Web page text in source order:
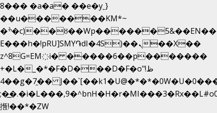
8��� �a�a� ��e�y˿}
��u�������KM*~
�ׯ�c)��ȣ��Wp������5&��EN����*�&&6F��Le��~�P�άv����ui?
E���h�!pRU]SMY֏dI�4S)��ܢ��X��
z^8G=EM҉i� �����6��p�������
+�L�_�*�F�D���D�F�o"ظ!
�4�g�7֦�� J��`[��k1�U@�*�*�0W�U�0����_������äp�)2>�`@n����5DW˃��
揯!��*�ZW